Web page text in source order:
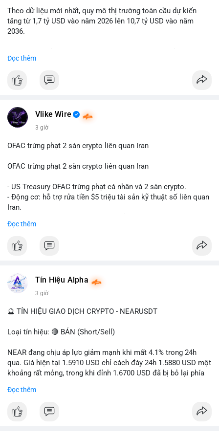
Lời khuyên: Nhà đầu tư nhỏ lẻ nên quan sát thêm 2-4 giờ sau
khi giao dịch được xác nhận, tránh hành động theo cảm xúc.
ưu tiên quản trị rủi ro trong giai đoạn biến động mạnh.
#btcmempool65k
Theo dữ liệu mới nhất, quy mô thị trường toàn cầu dự kiến
tăng từ 1,7 tỷ USD vào năm 2026 lên 10,7 tỷ USD vào năm
2036.
hàng năm (CAGR) ấn tượng lên tới 20,2%.
Điều gì đang thúc đẩy sự tăng trưởng vượt bậc này? Hãy cùng
Đọc thêm
Vlike Wire
3 giờ
OFAC trừng phạt 2 sàn crypto liên quan Iran
OFAC trừng phạt 2 sàn crypto liên quan Iran
- US Treasury OFAC trừng phạt cá nhân và 2 sàn crypto.
- Động cơ: hỗ trợ rửa tiền $5 triệu tài sản kỹ thuật số liên quan
Iran.
- Tác động: rủi ro cho thị trường crypto, tăng áp lực pháp lý.
#binancesquare
#vlikevn #titanbot
📰 Nguồn: Cointelegraph
Đọc thêm
Tín Hiệu Alpha
3 giờ
🔮 TÍN HIỆU GIAO DỊCH CRYPTO - NEARUSDT
Loại tín hiệu: 🔴 BÁN (Short/Sell)
NEAR đang chịu áp lực giảm mạnh khi mất 4.1% trong 24h
qua. Giá hiện tại 1.5910 USD chỉ cách đáy 24h 1.5880 USD một
khoảng rất mỏng, trong khi đỉnh 1.6700 USD đã bị bỏ lại phía
kiểm soát hoàn toàn. Khối lượng giao dịch 10.29 triệu NEAR
tiếp diễn.
Đọc thêm